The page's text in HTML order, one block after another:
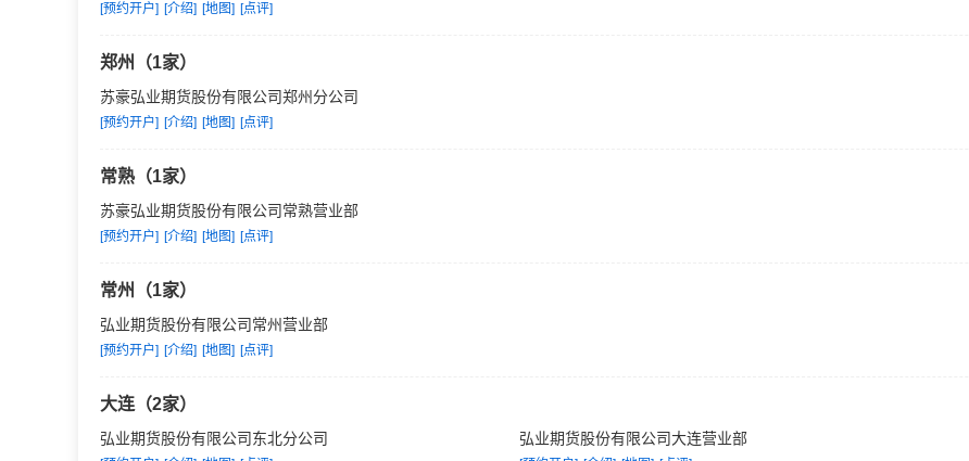
[预约开户] [介绍] [地图] [点评]
郑州（1家）
苏豪弘业期货股份有限公司郑州分公司
[预约开户] [介绍] [地图] [点评]
常熟（1家）
苏豪弘业期货股份有限公司常熟营业部
[预约开户] [介绍] [地图] [点评]
常州（1家）
弘业期货股份有限公司常州营业部
[预约开户] [介绍] [地图] [点评]
大连（2家）
弘业期货股份有限公司东北分公司 弘业期货股份有限公司大连营业部